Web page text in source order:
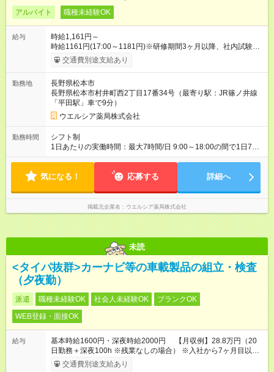
アルバイト 職種未経験OK
給与
時給1,161円～
時給1161円(17:00～1181円)※研修期間3ヶ月以降、社内試験に
よる更新判定あり 社内試験合格後、時給＋50～100円の昇給あ
り （大学生は＋20円） 試用期間あり：入社日から3ヶ月間／本
間の長さ：3ヶ月 雇用形態、給与は本採用時と同じです。
交通費別途支給あり
勤務地
長野県松本市
長野県松本市村井町西2丁目17番34号（最寄り駅：JR篠ノ井線
「平田駅」車で9分）
ウエルシア薬局株式会社
勤務時間
シフト制
1日あたりの実働時間：最大7時間/日 9:00～18:00の間で1日7時
間の勤務 ☆週2～5日の勤務 ※勤務曜日応相談 ☆未経験・無資格
気になる！ 応募する 詳細へ
掲載元企業名 ウエルシア薬局株式会社
未読
<タイパ抜群>カーナビ等の車載製品の組立・検査
（夕夜勤）
派遣 職種未経験OK 社会人未経験OK
ブランクOK
WEB登録・面接OK
給与
基本時給1600円・深夜時給2000円 【月収例】28.8万円（20
日勤務＋深夜100h ※残業なしの場合） ※入社から7ヶ月目以降
は基本時給1230円・深夜時給1538円となります。
交通費別途支給あり